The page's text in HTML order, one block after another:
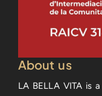
About us
LA BELLA VITA is a